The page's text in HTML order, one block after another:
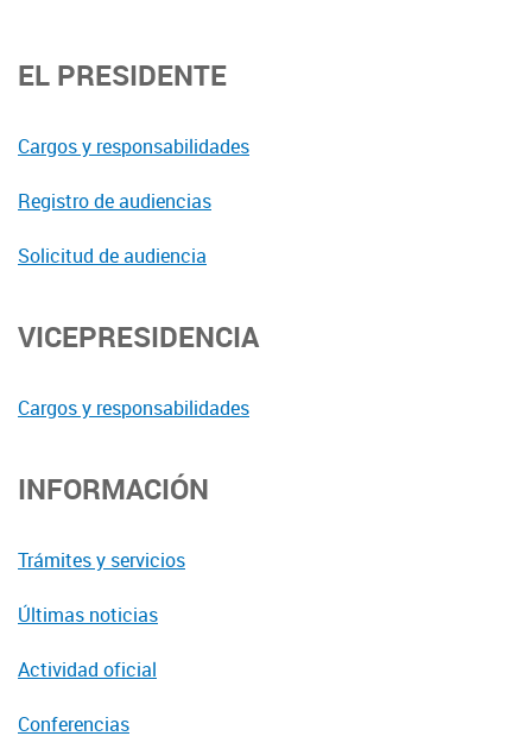
EL PRESIDENTE
Cargos y responsabilidades
Registro de audiencias
Solicitud de audiencia
VICEPRESIDENCIA
Cargos y responsabilidades
INFORMACIÓN
Trámites y servicios
Últimas noticias
Actividad oficial
Conferencias